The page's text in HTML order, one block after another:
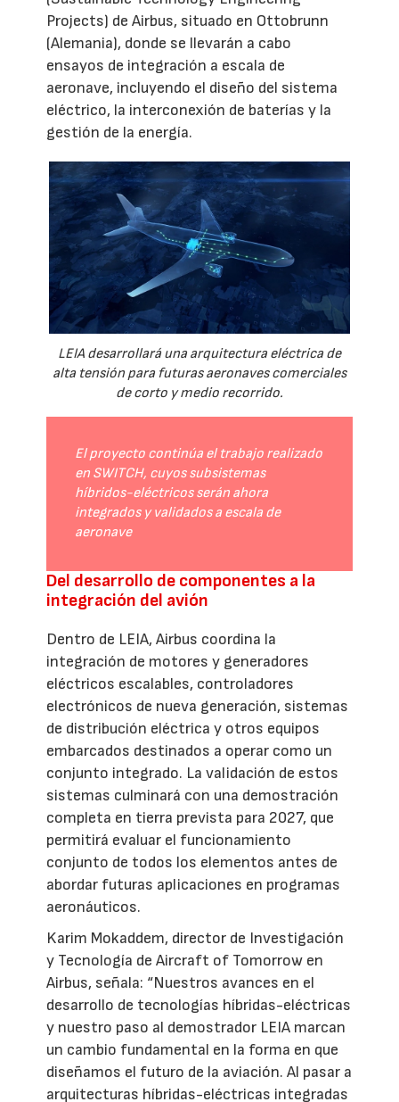
Projects) de Airbus, situado en Ottobrunn
(Alemania), donde se llevarán a cabo
ensayos de integración a escala de
aeronave, incluyendo el diseño del sistema
eléctrico, la interconexión de baterías y la
gestión de la energía.
LEIA desarrollará una arquitectura eléctrica de
alta tensión para futuras aeronaves comerciales
de corto y medio recorrido.
El proyecto continúa el trabajo realizado
en SWITCH, cuyos subsistemas
híbridos-eléctricos serán ahora
integrados y validados a escala de
aeronave
Del desarrollo de componentes a la
integración del avión
Dentro de LEIA, Airbus coordina la
integración de motores y generadores
eléctricos escalables, controladores
electrónicos de nueva generación, sistemas
de distribución eléctrica y otros equipos
embarcados destinados a operar como un
conjunto integrado. La validación de estos
sistemas culminará con una demostración
completa en tierra prevista para 2027, que
permitirá evaluar el funcionamiento
conjunto de todos los elementos antes de
abordar futuras aplicaciones en programas
aeronáuticos.
Karim Mokaddem, director de Investigación
y Tecnología de Aircraft of Tomorrow en
Airbus, señala: “Nuestros avances en el
desarrollo de tecnologías híbridas-eléctricas
y nuestro paso al demostrador LEIA marcan
un cambio fundamental en la forma en que
diseñamos el futuro de la aviación. Al pasar a
arquitecturas híbridas-eléctricas integradas